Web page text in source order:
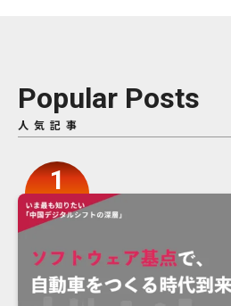
Popular Posts
人気記事